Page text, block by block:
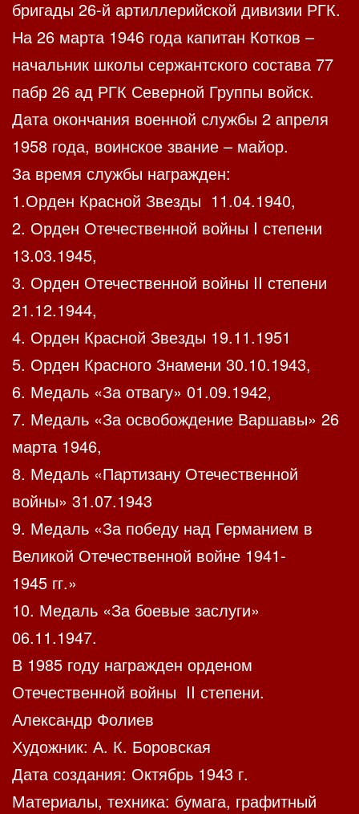
бригады 26-й артиллерийской дивизии РГК.
На 26 марта 1946 года капитан Котков –
начальник школы сержантского состава 77
пабр 26 ад РГК Северной Группы войск.
Дата окончания военной службы 2 апреля
1958 года, воинское звание – майор.
За время службы награжден:
1.Орден Красной Звезды 11.04.1940,
2. Орден Отечественной войны I степени
13.03.1945,
3. Орден Отечественной войны II степени
21.12.1944,
4. Орден Красной Звезды 19.11.1951
5. Орден Красного Знамени 30.10.1943,
6. Медаль «За отвагу» 01.09.1942,
7. Медаль «За освобождение Варшавы» 26
марта 1946,
8. Медаль «Партизану Отечественной
войны» 31.07.1943
9. Медаль «За победу над Германием в
Великой Отечественной войне 1941-
1945 гг.»
10. Медаль «За боевые заслуги»
06.11.1947.
В 1985 году награжден орденом
Отечественной войны II степени.
Александр Фолиев
Художник: А. К. Боровская
Дата создания: Октябрь 1943 г.
Материалы, техника: бумага, графитный